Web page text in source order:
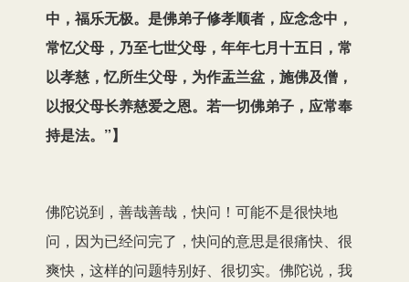
中，福乐无极。是佛弟子修孝顺者，应念念中，
常忆父母，乃至七世父母，年年七月十五日，常
以孝慈，忆所生父母，为作盂兰盆，施佛及僧，
以报父母长养慈爱之恩。若一切佛弟子，应常奉
持是法。”】
佛陀说到，善哉善哉，快问！可能不是很快地
问，因为已经问完了，快问的意思是很痛快、很
爽快，这样的问题特别好、很切实。佛陀说，我